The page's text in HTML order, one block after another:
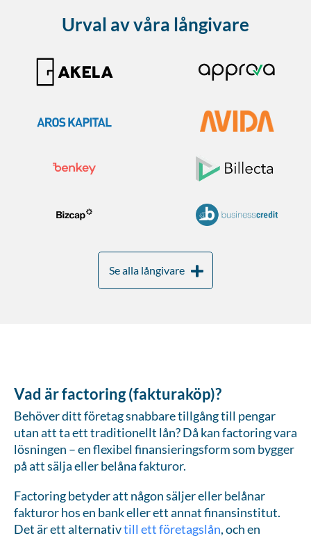
Urval av våra långivare
Se alla långivare
Vad är factoring (fakturaköp)?
Behöver ditt företag snabbare tillgång till pengar
utan att ta ett traditionellt lån? Då kan factoring vara
lösningen – en flexibel finansieringsform som bygger
på att sälja eller belåna fakturor.
Factoring betyder att någon säljer eller belånar
fakturor hos en bank eller ett annat finansinstitut.
Det är ett alternativtill ett företagslån, och en